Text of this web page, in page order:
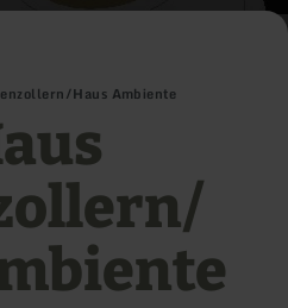
Haus Ambiente